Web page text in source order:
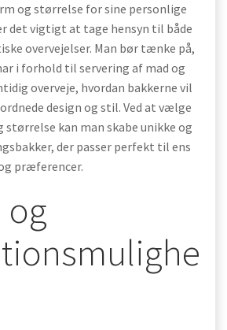
og størrelse for sine personlige
det vigtigt at tage hensyn til både
overvejelser. Man bør tænke på,
i forhold til servering af mad og
overveje, hvordan bakkerne vil
design og stil. Ved at vælge
kan man skabe unikke og
der passer perfekt til ens
præferencer.
og